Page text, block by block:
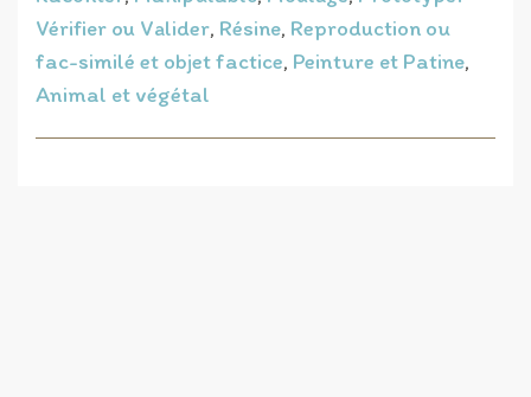
Vérifier ou Valider, Résine, Reproduction ou
fac-similé et objet factice, Peinture et Patine,
Animal et végétal